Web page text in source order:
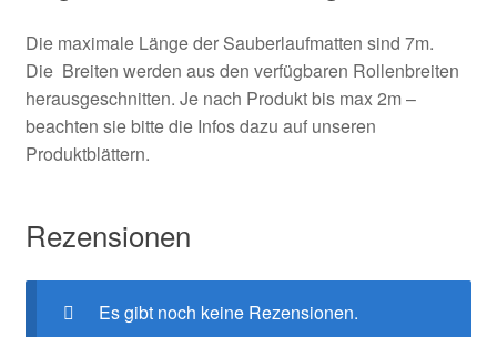
Die maximale Länge der Sauberlaufmatten sind 7m.
Die Breiten werden aus den verfügbaren Rollenbreiten
herausgeschnitten. Je nach Produkt bis max 2m –
beachten sie bitte die Infos dazu auf unseren
Produktblättern.
Rezensionen
Es gibt noch keine Rezensionen.